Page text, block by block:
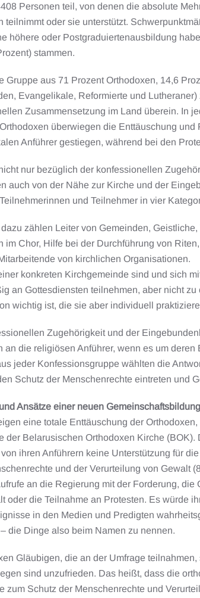
Personen teil, von denen die absolute
teilnimmt oder sie unterstützt.
höhere oder Postgraduiertenausbildung
stammen.
Gruppe aus 71 Prozent Orthodoxen, 14,6
Evangelikale, Reformierte und
Zusammensetzung im Land überein. In
überwiegen die Enttäuschung
Anführer gestiegen, während bei den
nur bezüglich der konfessionellen
auch von der Nähe zur Kirche und der
und Teilnehmer in vier
dazu zählen Leiter von Gemeinden,
im Chor, Hilfe bei der Durchführung von
von kirchlichen Organisationen.
konkreten Kirchgemeinde sind und sich
an Gottesdiensten teilnehmen, aber nicht
wichtig ist, die sie aber individuell
Zugehörigkeit und der
an die religiösen Anführer, wenn es um
jeder Konfessionsgruppe wählten die
Schutz der Menschenrechte eintreten und
Ansätze einer neuen Gemeinschaftsbildung
eine totale Enttäuschung der
der Belarusischen Orthodoxen Kirche
ihren Anführern keine Unterstützung für
und der Verurteilung von Gewalt
an die Regierung mit der Forderung,
oder die Teilnahme an Protesten. Es würde
in den Medien und Predigten
die Dinge also beim Namen zu nennen.
Gläubigen, die an der Umfrage
sind unzufrieden. Das heißt, dass die
zum Schutz der Menschenrechte und